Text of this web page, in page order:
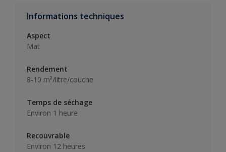
Informations techniques
Aspect
Mat
Rendement
8-10 m²/litre/couche
Temps de séchage
Environ 1 heure
Recouvrable
Environ 12 heures